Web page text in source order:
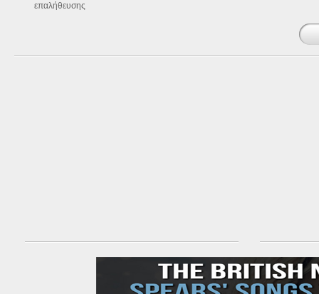
επαλήθευσης